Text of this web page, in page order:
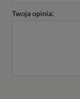
Twoja opinia: